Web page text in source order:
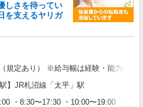
しさを待ってい
を支えるヤリガ
規定あり） ※給与幅は経験・能力によ
】JR札沼線「太平」駅
・8:30〜17:30 ・10:00〜19:00 ・